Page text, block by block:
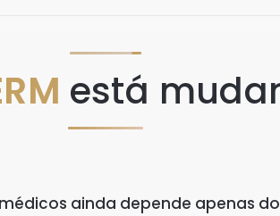
está
ainda depende apenas